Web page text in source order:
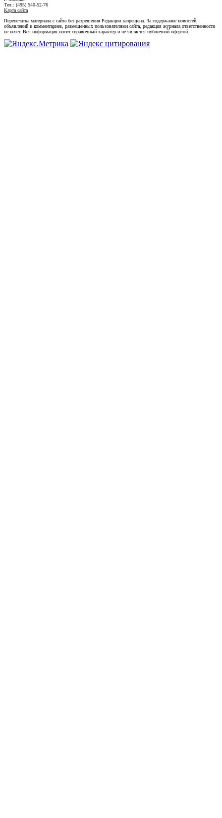
Тел.: (495) 540-52-76
Карта сайта
Перепечатка материала с сайта без разрешения Редакции запрещена. За содержание новостей,
объявлений и комментариев, размещенных пользователями сайта, редакция журнала ответственности
не несет. Вся информация носит справочный характер и не является публичной офертой.